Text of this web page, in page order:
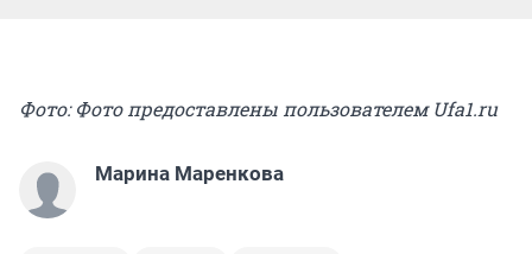
Фото: Фото предоставлены пользователем Ufa1.ru
Марина Маренкова